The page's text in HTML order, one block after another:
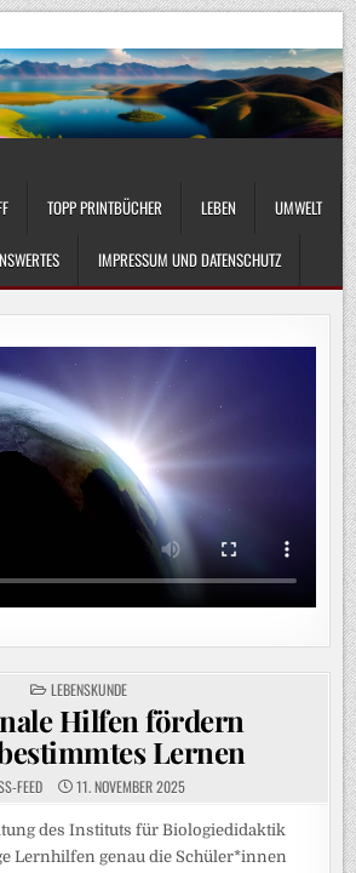
TOPP PRINTBÜCHER LEBEN UMWELT
IMPRESSUM UND DATENSCHUTZ
POSTED
IN
LEBENSKUNDE
Hilfen fördern
Lernen
FEED 11. NOVEMBER 2025
des Instituts für Biologiedidaktik
Lernhilfen genau die Schüler*innen